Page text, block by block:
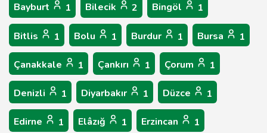
Bayburt 1 Bilecik 2 Bingöl 1
Bitlis 1 Bolu 1 Burdur 1 Bursa 1
Çanakkale 1 Çankırı 1 Çorum 1
Denizli 1 Diyarbakır 1 Düzce 1
Edirne 1 Elâzığ 1 Erzincan 1